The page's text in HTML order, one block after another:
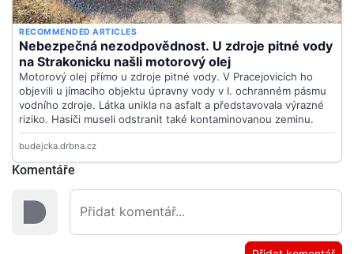
Komentáře